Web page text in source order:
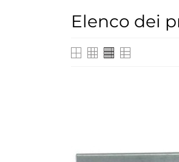
Elenco dei